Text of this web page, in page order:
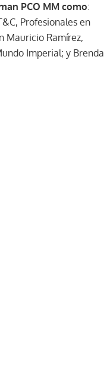
PCO MM como:
Profesionales en
Mauricio Ramírez,
Imperial; y Brenda